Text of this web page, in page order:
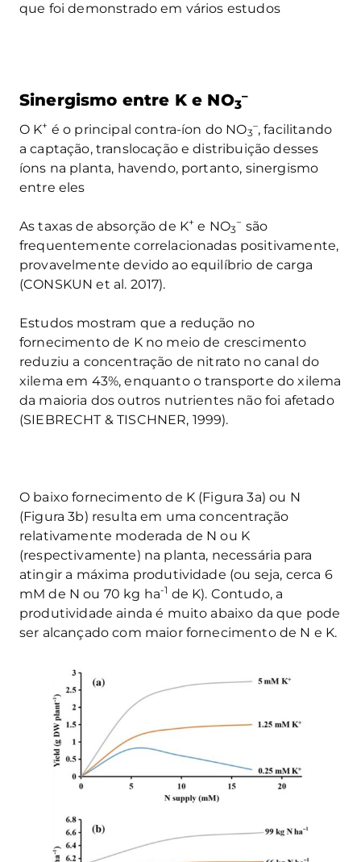
que foi demonstrado em vários estudos
Sinergismo entre K e NO3
–
O K+ é o principal contra-íon do NO3
–, facilitando
a captação, translocação e distribuição desses
íons na planta, havendo, portanto, sinergismo
entre eles
As taxas de absorção de K+ e NO3
− são
frequentemente correlacionadas positivamente,
provavelmente devido ao equilíbrio de carga
(CONSKUN et al. 2017).
Estudos mostram que a redução no
fornecimento de K no meio de crescimento
reduziu a concentração de nitrato no canal do
xilema em 43%, enquanto o transporte do xilema
da maioria dos outros nutrientes não foi afetado
(SIEBRECHT & TISCHNER, 1999).
O baixo fornecimento de K (Figura 3a) ou N
(Figura 3b) resulta em uma concentração
relativamente moderada de N ou K
(respectivamente) na planta, necessária para
atingir a máxima produtividade (ou seja, cerca 6
mM de N ou 70 kg ha-1 de K). Contudo, a
produtividade ainda é muito abaixo da que pode
ser alcançado com maior fornecimento de N e K.